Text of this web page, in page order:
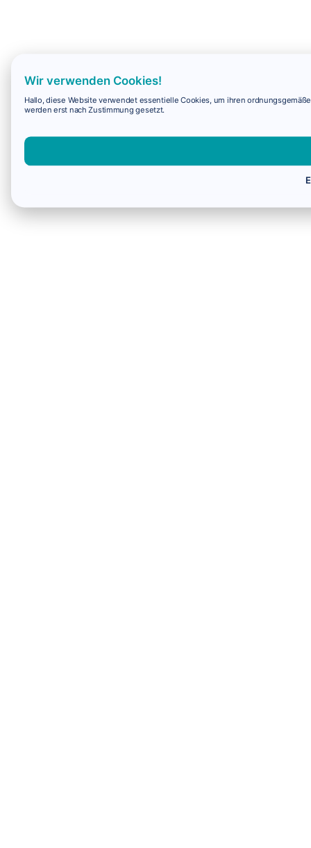
Wir verwenden Cookies!
Hallo, diese Website verwendet essentielle Cookies, um ihren
werden erst nach Zustimmung gesetzt.